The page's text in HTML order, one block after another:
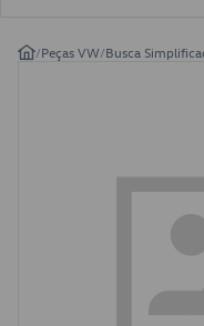
/Peças VW/Busca